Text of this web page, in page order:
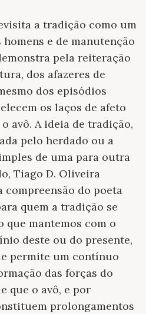
a tradição como um
e de manutenção
pela reiteração
dos afazeres de
dos episódios
os laços de afeto
avô. A ideia de tradição,
pelo herdado ou a
de uma para outra
Tiago D. Oliveira
compreensão do poeta
quem a tradição se
mantemos com o
deste ou do presente,
permite um contínuo
das forças do
que o avô, e por
prolongamentos